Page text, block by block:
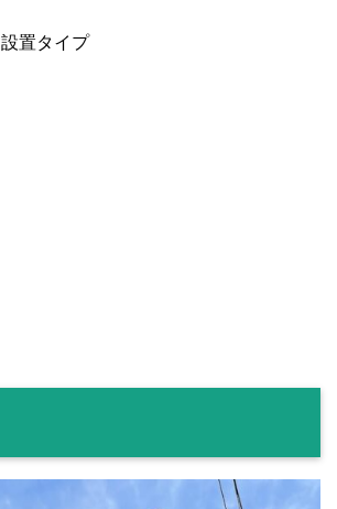
置タイプ